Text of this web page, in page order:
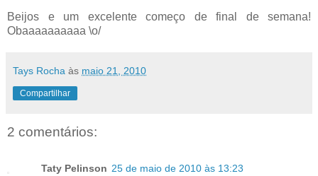
Beijos e um excelente começo de final de semana!
Obaaaaaaaaaa \o/
Tays Rocha às maio 21, 2010
Compartilhar
2 comentários:
Taty Pelinson 25 de maio de 2010 às 13:23